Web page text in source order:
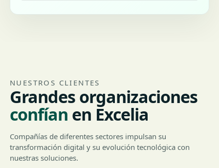
NUESTROS CLIENTES
Grandes organizaciones
confían en Excelia
Compañías de diferentes sectores impulsan su
transformación digital y su evolución tecnológica con
nuestras soluciones.